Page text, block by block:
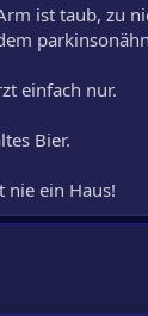
ist taub, zu
einfach nur.
Bier.
nie ein Haus!